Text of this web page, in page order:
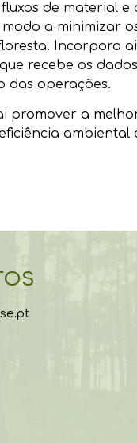
de material
a minimizar
Incorpora
recebe os
das operações.
promover a